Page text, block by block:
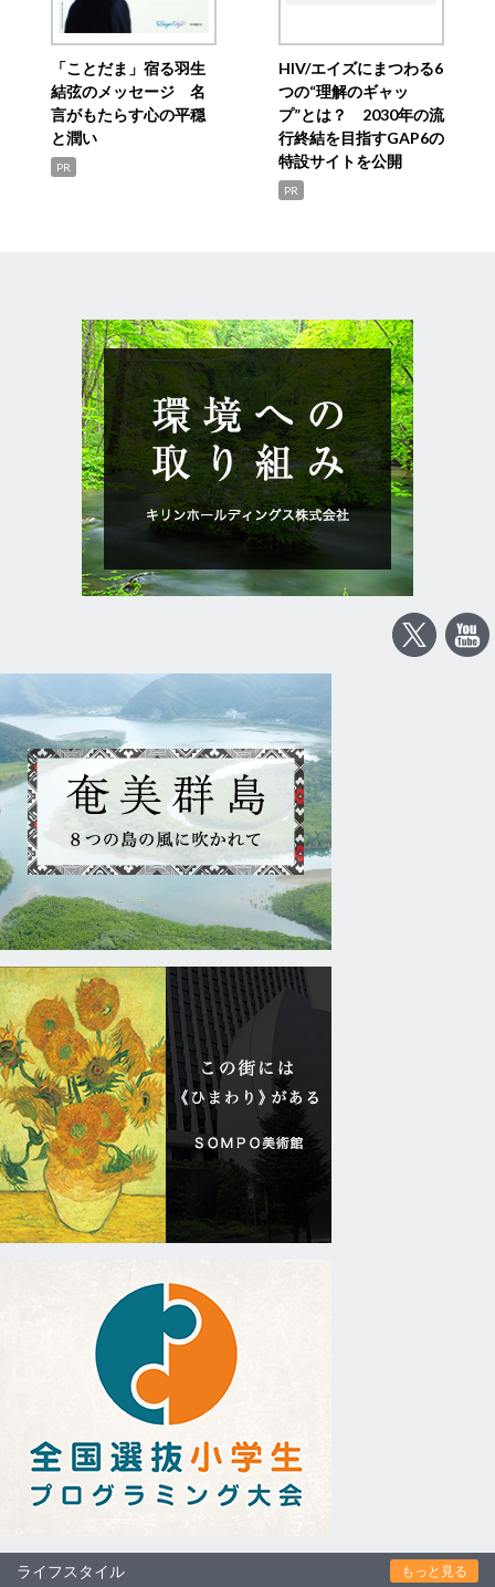
「ことだま」宿る羽生
結弦のメッセージ 名
言がもたらす心の平穏
と潤い
PR
HIV/エイズにまつわる6
つの“理解のギャッ
プ”とは？ 2030年の流
行終結を目指すGAP6の
特設サイトを公開
PR
ライフスタイル もっと見る